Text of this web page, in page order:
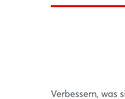
Verbessern, was